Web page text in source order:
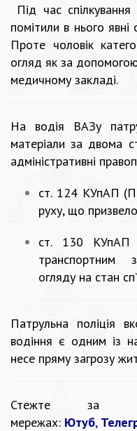
Під час
помітили в нього явні
Проте чоловік
огляд як за допомогою
медичному закладі.
На водія ВАЗу
матеріали за двома
адміністративні
ст. 124 КУпАП
руху, що
ст. 130 КУпАП
транспортним
огляду на стан
Патрульна поліція
водіння є одним із
несе пряму загрозу
Стежте за
мережах: Ютуб,